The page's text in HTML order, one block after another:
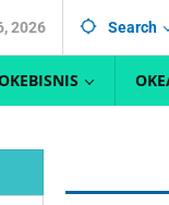
2026 Search